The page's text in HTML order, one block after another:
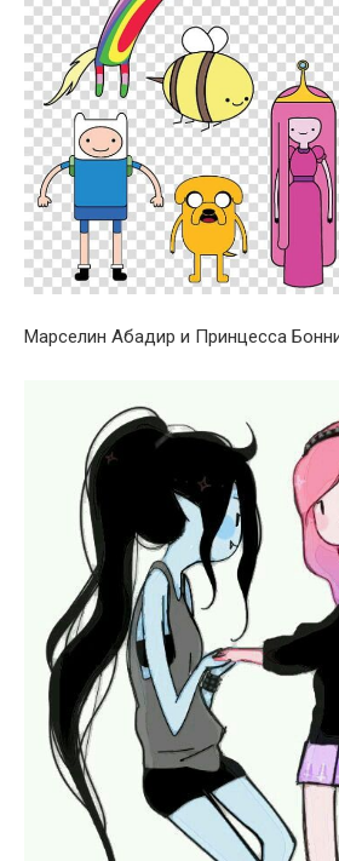
Марселин Абадир и Принцесса